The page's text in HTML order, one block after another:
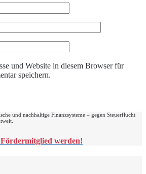
und Website in diesem Browser für
speichern.
und nachhaltige Finanzsysteme – gegen Steuerflucht
werden!